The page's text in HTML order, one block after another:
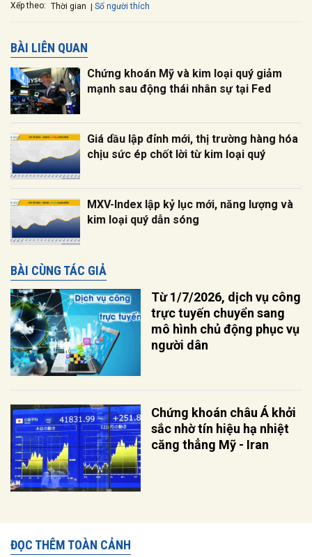
Xếp theo: Thời gian Số người thích
BÀI LIÊN QUAN
Chứng khoán Mỹ và kim loại quý giảm
mạnh sau động thái nhân sự tại Fed
Giá dầu lập đỉnh mới, thị trường hàng hóa
chịu sức ép chốt lời từ kim loại quý
MXV-Index lập kỷ lục mới, năng lượng và
kim loại quý dẫn sóng
BÀI CÙNG TÁC GIẢ
Từ 1/7/2026, dịch vụ công
trực tuyến chuyển sang
mô hình chủ động phục vụ
người dân
Chứng khoán châu Á khởi
sắc nhờ tín hiệu hạ nhiệt
căng thẳng Mỹ - Iran
ĐỌC THÊM TOÀN CẢNH